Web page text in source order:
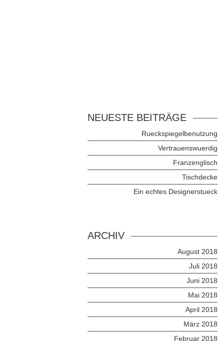
NEUESTE BEITRÄGE
Rueckspiegelbenutzung
Vertrauenswuerdig
Franzenglisch
Tischdecke
Ein echtes Designerstueck
ARCHIV
August 2018
Juli 2018
Juni 2018
Mai 2018
April 2018
März 2018
Februar 2018